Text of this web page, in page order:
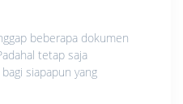
beberapa dokumen
tetap saja
siapapun yang